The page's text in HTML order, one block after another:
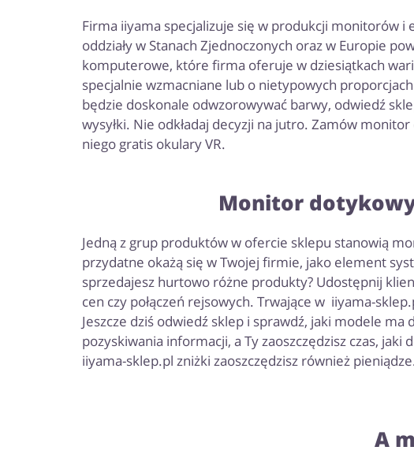
Firma iiyama specjalizuje się w produkcji monitorów
oddziały w Stanach Zjednoczonych oraz w Europie
komputerowe, które firma oferuje w dziesiątkach
specjalnie wzmacniane lub o nietypowych
będzie doskonale odwzorowywać barwy, odwiedź
wysyłki. Nie odkładaj decyzji na jutro. Zamów
niego gratis okulary VR.
Monitor
Jedną z grup produktów w ofercie sklepu stanowią
przydatne okażą się w Twojej firmie, jako element
sprzedajesz hurtowo różne produkty? Udostępnij
cen czy połączeń rejsowych. Trwające w iiyama-
Jeszcze dziś odwiedź sklep i sprawdź, jaki modele
pozyskiwania informacji, a Ty zaoszczędzisz czas,
iiyama-sklep.pl zniżki zaoszczędzisz również
A